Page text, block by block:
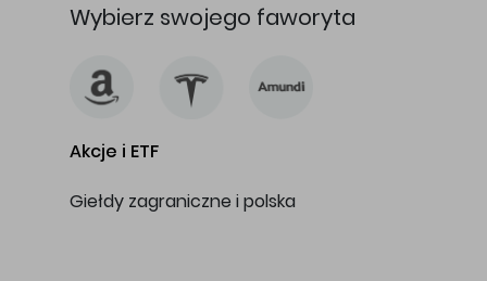
Wybierz swojego faworyta
Akcje i ETF
Giełdy zagraniczne i polska